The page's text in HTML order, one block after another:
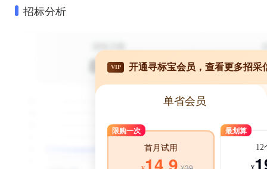
招标分析
VIP 开通寻标宝会员，查看更多招采
单省会员
限购一次
首月试用
最划算
12